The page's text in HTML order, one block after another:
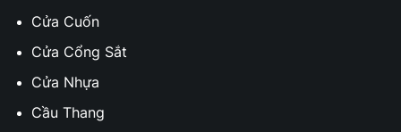
Cửa Cuốn
Cửa Cổng Sắt
Cửa Nhựa
Cầu Thang